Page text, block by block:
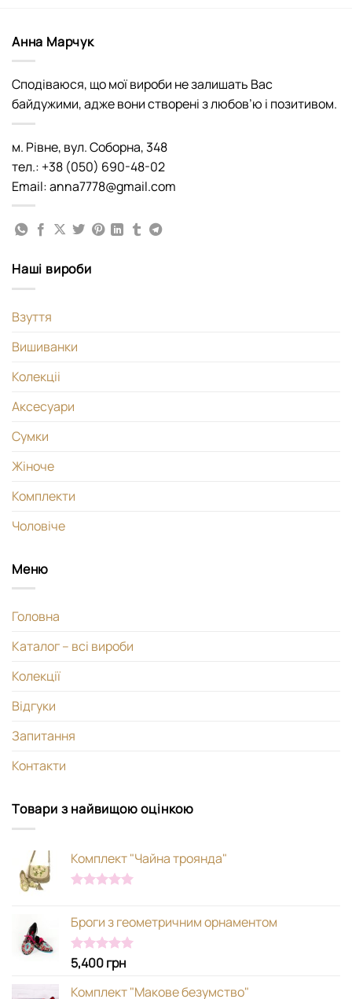
Анна Марчук
Сподіваюся, що мої вироби не залишать Вас
байдужими, адже вони створені з любов’ю і позитивом.
м. Рівне, вул. Соборна, 348
тел.: +38 (050) 690-48-02
Email: anna7778@gmail.com
Наші вироби
Взуття
Вишиванки
Колекціі
Аксесуари
Сумки
Жіноче
Комплекти
Чоловіче
Меню
Головна
Каталог – всі вироби
Колекції
Відгуки
Запитання
Контакти
Товари з найвищою оцінкою
Комплект "Чайна троянда"
Броги з геометричним орнаментом
Оцінено в
з 5
5,400грн
Комплект "Макове безумство"